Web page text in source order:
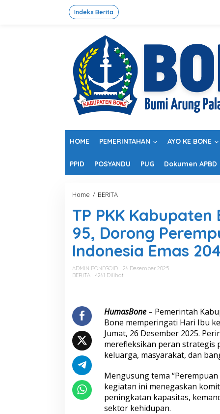
Indeks Berita
HOME PEMERINTAHAN AYO KE BONE
PPID POSYANDU PUG Dokumen APBD
Home / BERITA
P
K
K
K
a
b
p
n
o
n
e
P
n
g
a
TP PKK
95, Dorong
Indonesia Emas
ADMIN BONEGOID
26 Desember 2025
BERITA
4261 Dilihat
HumasBone – Pemerintah
Bone memperingati Hari Ibu
Jumat, 26 Desember 2025.
merefleksikan peran strategis
keluarga, masyarakat, dan
Mengusung tema
kegiatan ini menegaskan
peningkatan kapasitas,
sektor kehidupan.